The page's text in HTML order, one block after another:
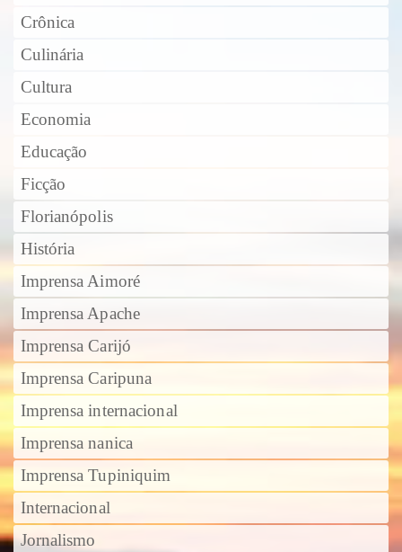
Crônica
Culinária
Cultura
Economia
Educação
Ficção
Florianópolis
História
Imprensa Aimoré
Imprensa Apache
Imprensa Carijó
Imprensa Caripuna
Imprensa internacional
Imprensa nanica
Imprensa Tupiniquim
Internacional
Jornalismo